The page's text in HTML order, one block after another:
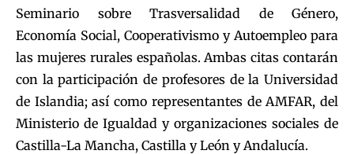
Seminario sobre Trasversalidad de Género,
Economía Social, Cooperativismo y Autoempleo para
las mujeres rurales españolas. Ambas citas contarán
con la participación de profesores de la Universidad
de Islandia; así como representantes de AMFAR, del
Ministerio de Igualdad y organizaciones sociales de
Castilla-La Mancha, Castilla y León y Andalucía.